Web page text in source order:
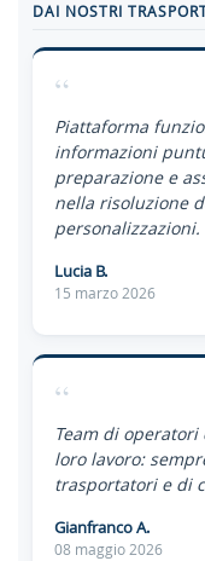
DAI NOSTRI
“
Piattaforma
informazioni
preparazione e
nella risoluzione
personalizzazioni.
Lucia B.
15 marzo 2026
“
Team di
loro lavoro:
trasportatori e di
Gianfranco A.
08 maggio 2026